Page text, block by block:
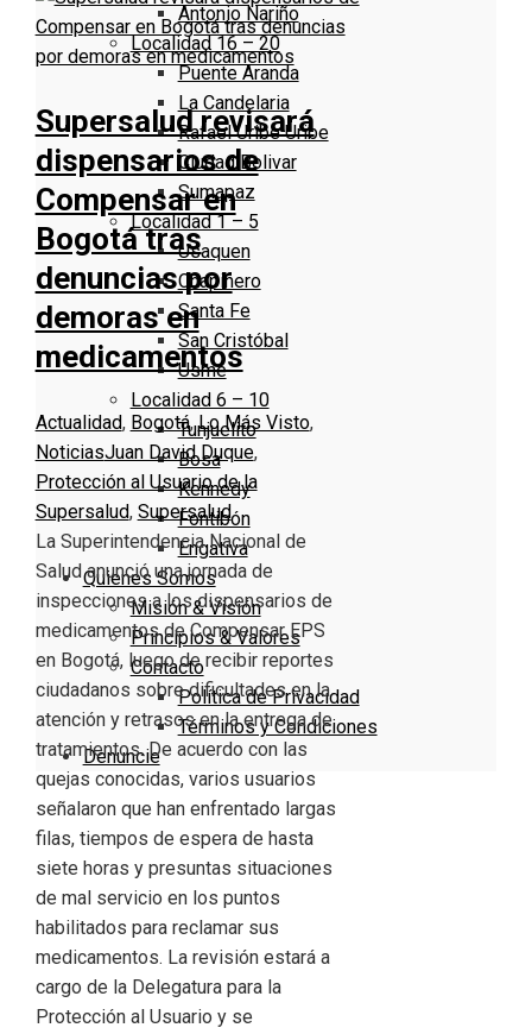
Antonio Nariño
Localidad 16 – 20
Puente Aranda
La Candelaria
Rafael Uribe Uribe
Ciudad Bolivar
Sumapaz
Localidad 1 – 5
Usaquen
Chapinero
Santa Fe
San Cristóbal
Usme
Localidad 6 – 10
Tunjuelito
Bosa
Kennedy
Fontibón
Engativa
Quienes Somos
Misión & Visión
Principios & Valores
Contacto
Política de Privacidad
Términos y Condiciones
Denuncie
Supersalud revisará
dispensarios de
Compensar en
Bogotá tras
denuncias por
demoras en
medicamentos
Actualidad, Bogotá,Lo Más Visto,
NoticiasJuan David Duque,
Protección al Usuario de la
Supersalud, Supersalud
La Superintendencia Nacional de
Salud anunció una jornada de
inspecciones a los dispensarios de
medicamentos de Compensar EPS
en Bogotá, luego de recibir reportes
ciudadanos sobre dificultades en la
atención y retrasos en la entrega de
tratamientos. De acuerdo con las
quejas conocidas, varios usuarios
señalaron que han enfrentado largas
filas, tiempos de espera de hasta
siete horas y presuntas situaciones
de mal servicio en los puntos
habilitados para reclamar sus
medicamentos. La revisión estará a
cargo de la Delegatura para la
Protección al Usuario y se